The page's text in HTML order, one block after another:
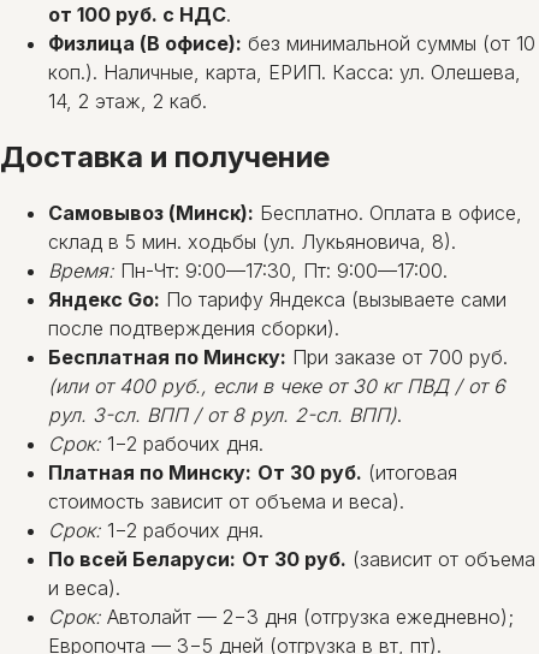
от 100 руб. с НДС.
Физлица (В офисе): без минимальной суммы (от 10
коп.). Наличные, карта, ЕРИП. Касса: ул. Олешева,
14, 2 этаж, 2 каб.
Доставка и получение
Самовывоз (Минск): Бесплатно. Оплата в офисе,
склад в 5 мин. ходьбы (ул. Лукьяновича, 8).
Время: Пн-Чт: 9:00—17:30, Пт: 9:00—17:00.
Яндекс Go: По тарифу Яндекса (вызываете сами
после подтверждения сборки).
Бесплатная по Минску: При заказе от 700 руб.
(или от 400 руб., если в чеке от 30 кг ПВД / от 6
рул. 3-сл. ВПП / от 8 рул. 2-сл. ВПП).
Срок: 1−2 рабочих дня.
Платная по Минску: От 30 руб. (итоговая
стоимость зависит от объема и веса).
Срок: 1−2 рабочих дня.
По всей Беларуси: От 30 руб. (зависит от объема
и веса).
Срок: Автолайт — 2−3 дня (отгрузка ежедневно);
Европочта — 3−5 дней (отгрузка в вт, пт).